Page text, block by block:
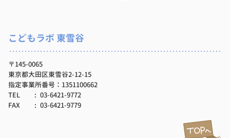
こどもラボ 東雪谷
〒145-0065
東京都大田区東雪谷2-12-15
指定事業所番号：1351100662
TEL
03-6421-9772
FAX
03-6421-9779